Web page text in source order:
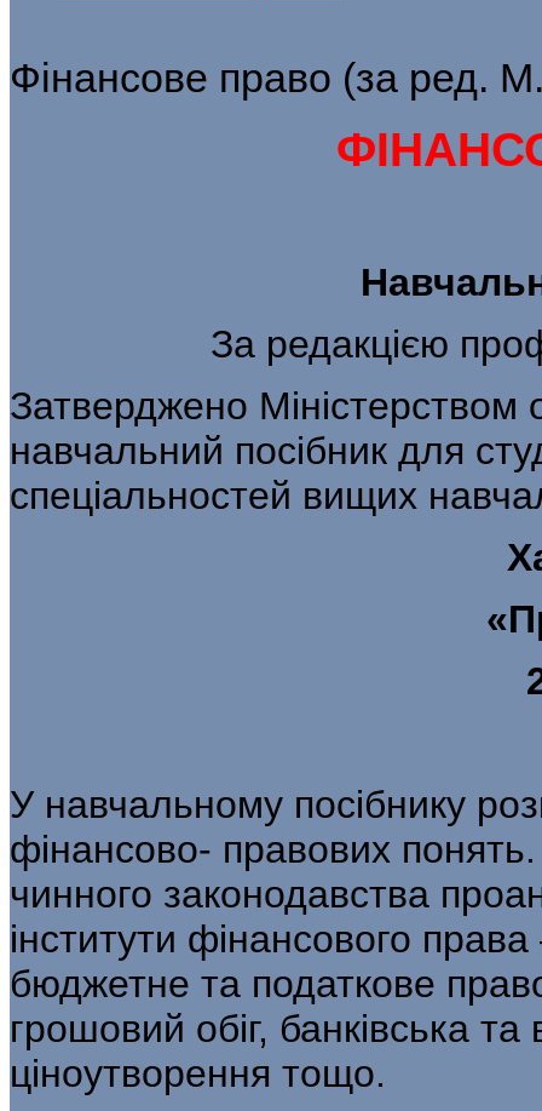
Фінансове право (за ред.
За редакцією
Затверджено Міністерством
навчальний посібник для
спеціальностей вищих
У навчальному посібнику
фінансово- правових
чинного законодавства
інститути фінансового
бюджетне та податкове
грошовий обіг, банківська
ціноутворення тощо.